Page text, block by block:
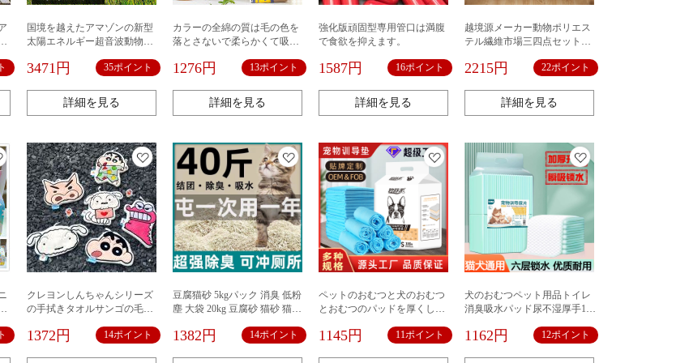
国境を越えたアマゾンの新型
太陽エネルギー超音波動物駆
を追い払う
3471円 35ポイント
詳細を見る
カラーの全綿の質は毛の色を
落とさないで柔らかくて吸水
1276円 13ポイント
詳細を見る
強化版頑固型専用管口は満腹
で食欲を抑えます。
1587円 16ポイント
詳細を見る
越境源メーカー動物ポリエス
テル繊維市場三四点セットア
2215円 22ポイント
詳細を見る
クレヨンしんちゃんシリーズ
の手拭きタオルサンゴの毛の
わいい二重拭きタオル卸売り
1372円 14ポイント
豆腐猫砂 5kgパック 消臭 低粉
塵 大袋 20kg 豆腐砂 猫砂 猫用
1382円 14ポイント
ペットのおむつと犬のおむつ
とおむつのパッドを厚くしま
1145円 11ポイント
犬のおむつペット用品トイレ
消臭吸水パッド尿不湿厚手100
1162円 12ポイント